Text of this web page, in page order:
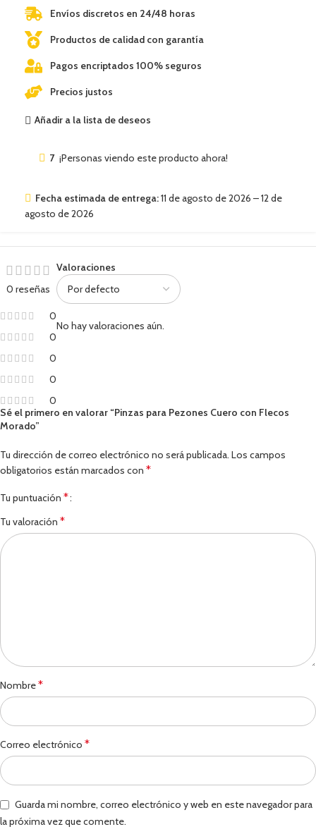
Envíos discretos en 24/48 horas
Productos de calidad con garantía
Pagos encriptados 100% seguros
Precios justos
Añadir a la lista de deseos
7 ¡Personas viendo este producto ahora!
Fecha estimada de entrega:11 de agosto de 2026 – 12 de
agosto de 2026
0 reseñas
0
0
0
0
0
Valoraciones
No hay valoraciones aún.
Sé el primero en valorar “Pinzas para Pezones Cuero con Flecos
Morado”
Tu dirección de correo electrónico no será publicada. Los campos
obligatorios están marcados con *
Tu puntuación *
Tu valoración *
Nombre*
Correo electrónico *
Guarda mi nombre, correo electrónico y web en este navegador para
la próxima vez que comente.